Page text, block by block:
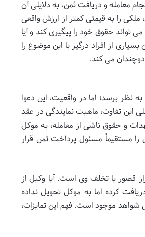
معامله و دریافت ثمن، به دلایلی آن
ملکی را به قیمتی کمتر از ارزش واقعی
حقوق خود را پیگیری کند و آیا
از افراد درگیر با این موضوع را
می کند.
نظر برسد؛ اما در واقعیت، این دعوا
این تفاوت، ماهیت نمایندگی در عقد
و حقوق ناشی از معامله، به موکل
مستقیماً مسئول پرداخت ثمن قرار
قصور یا تخلف وی است. آیا وکیل از
کرده اما به موکل تحویل نداده
شواهد موجود است. فهم این تمایزات،